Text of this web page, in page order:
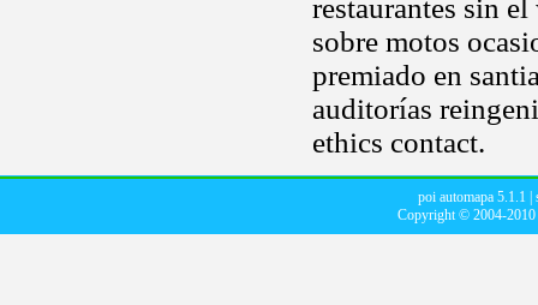
restaurantes sin
sobre motos
premiado en
auditorías
ethics contact.
poi automapa 5.1.1
Copyright © 2004-2010